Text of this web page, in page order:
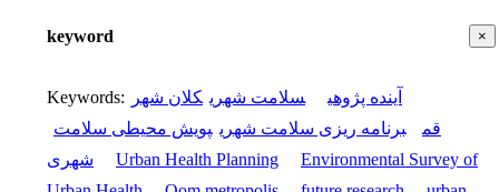
×
keyword
Keywords: آینده پژوهی سلامت شهری کلان شهر
قم
برنامه ریزی سلامت شهری پویش محیطی سلامت
شهری
Urban Health Planning
Environmental Survey of